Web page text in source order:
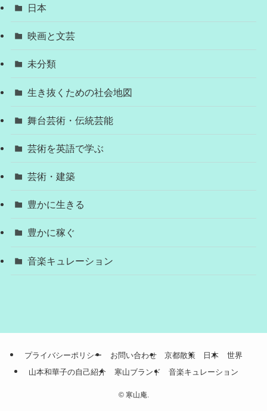
日本
映画と文芸
未分類
生き抜くための社会地図
舞台芸術・伝統芸能
芸術を英語で学ぶ
芸術・建築
豊かに生きる
豊かに稼ぐ
音楽キュレーション
プライバシーポリシー お問い合わせ 京都散策 日本
世界
山本和華子の自己紹介
寒山ブランド 音楽キュレーション
©寒山庵.